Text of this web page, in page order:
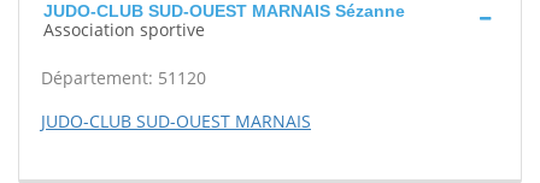
JUDO-CLUB SUD-OUEST MARNAIS Sézanne
Association sportive
Département: 51120
JUDO-CLUB SUD-OUEST MARNAIS